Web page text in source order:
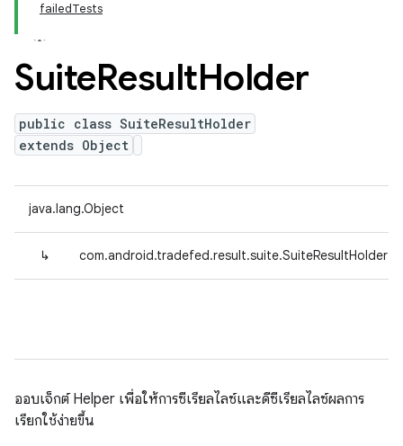
failedTests
SuiteResultHolder
public class SuiteResultHolder
extends Object
java.lang.Object
↳ com.android.tradefed.result.suite.SuiteResultHolder
ออบเจ็กต์ Helper เพื่อให้การซีเรียลไลซ์และดีซีเรียลไลซ์ผลการ
เรียกใช้ง่ายขึ้น